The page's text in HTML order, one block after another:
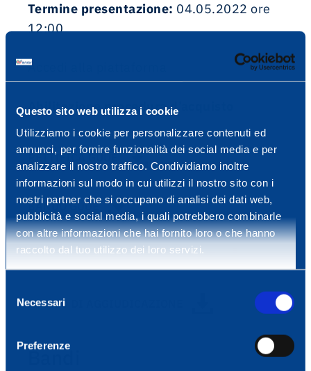
Questo sito web utilizza i cookie
Utilizziamo i cookie per personalizzare contenuti ed
annunci, per fornire funzionalità dei social media e per
analizzare il nostro traffico. Condividiamo inoltre
informazioni sul modo in cui utilizzi il nostro sito con i
nostri partner che si occupano di analisi dei dati web,
pubblicità e social media, i quali potrebbero combinarle
con altre informazioni che hai fornito loro o che hanno
raccolto dal tuo utilizzo dei loro servizi.
delNecessari
Preferenze
Termine presentazione: 04.05.2022 ore
12:00
Accedi alla piattaforma
Abilitazione procedura d’acquisto
RETTIFICA GUUE
BANDO GUUE
AVVISO DI AGGIUDICAZIONE GUUE
AVVISO DI AGGIUDICAZIONE
Bandi